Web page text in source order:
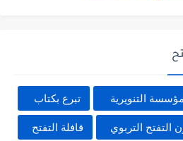
التنويرية تبرع بكتاب
التفتح التربوي قافلة التفتح